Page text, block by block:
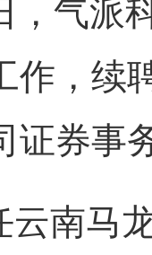
作，续
证券事
云南马